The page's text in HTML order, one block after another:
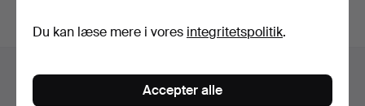
Hjælp og kontaktoplysninger
Kontakt supporten
Du kan læse mere i vores integritetspolitik.
Accepter alle